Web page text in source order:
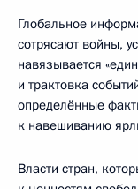
Глобальное
сотрясают войны,
навязывается
и трактовка
определённые
к навешиванию
Власти стран,